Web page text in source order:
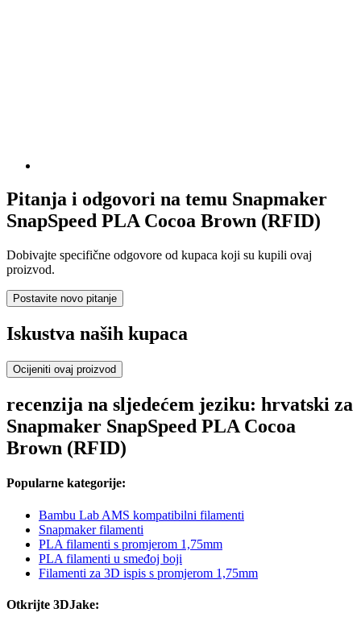
Pitanja i odgovori na temu Snapmaker
SnapSpeed PLA Cocoa Brown (RFID)
Dobivajte specifične odgovore od kupaca koji su kupili ovaj
proizvod.
Postavite novo pitanje
Iskustva naših kupaca
Ocijeniti ovaj proizvod
recenzija na sljedećem jeziku: hrvatski za
Snapmaker SnapSpeed PLA Cocoa
Brown (RFID)
Popularne kategorije:
Bambu Lab AMS kompatibilni filamenti
Snapmaker filamenti
PLA filamenti s promjerom 1,75mm
PLA filamenti u smeđoj boji
Filamenti za 3D ispis s promjerom 1,75mm
Otkrijte 3DJake: